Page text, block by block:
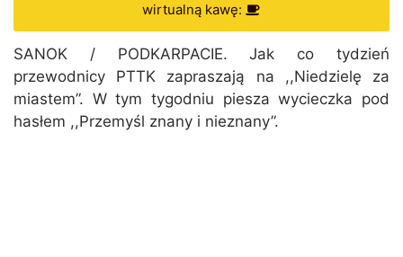
wirtualną kawę:
SANOK / PODKARPACIE. Jak co tydzień
przewodnicy PTTK zapraszają na ,,Niedzielę za
miastem”. W tym tygodniu piesza wycieczka pod
hasłem ,,Przemyśl znany i nieznany”.